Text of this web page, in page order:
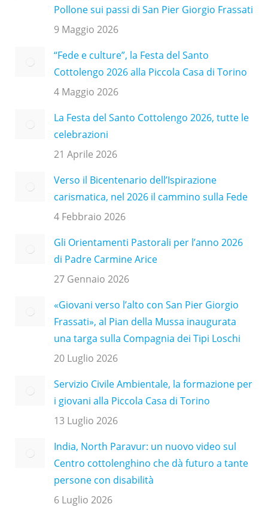
Pollone sui passi di San Pier Giorgio Frassati
9 Maggio 2026
“Fede e culture”, la Festa del Santo
Cottolengo 2026 alla Piccola Casa di Torino
4 Maggio 2026
La Festa del Santo Cottolengo 2026, tutte le
celebrazioni
21 Aprile 2026
Verso il Bicentenario dell’Ispirazione
carismatica, nel 2026 il cammino sulla Fede
4 Febbraio 2026
Gli Orientamenti Pastorali per l’anno 2026
di Padre Carmine Arice
27 Gennaio 2026
«Giovani verso l’alto con San Pier Giorgio
Frassati», al Pian della Mussa inaugurata
una targa sulla Compagnia dei Tipi Loschi
20 Luglio 2026
Servizio Civile Ambientale, la formazione per
i giovani alla Piccola Casa di Torino
13 Luglio 2026
India, North Paravur: un nuovo video sul
Centro cottolenghino che dà futuro a tante
persone con disabilità
6 Luglio 2026